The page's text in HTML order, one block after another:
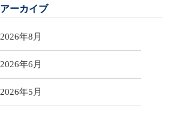
アーカイブ
2026年8月
2026年6月
2026年5月